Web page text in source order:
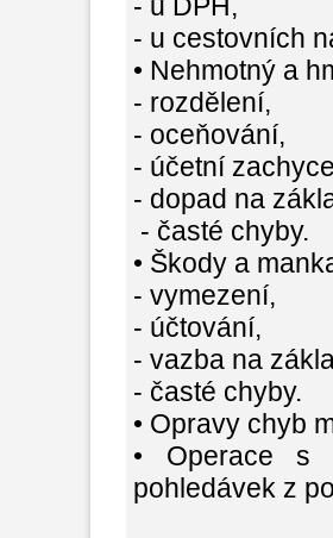
- u cestovních
• Nehmotný a
- rozdělení,
- oceňování,
- účetní
- dopad na
- časté chyby.
• Škody a
- vymezení,
- účtování,
- vazba na
- časté chyby.
• Opravy chyb
• Operace s
pohledávek z